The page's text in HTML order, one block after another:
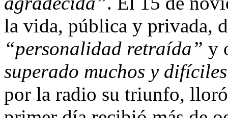
la vida, pública y privada,
“personalidad retraída” y
superado muchos y
por la radio su triunfo,